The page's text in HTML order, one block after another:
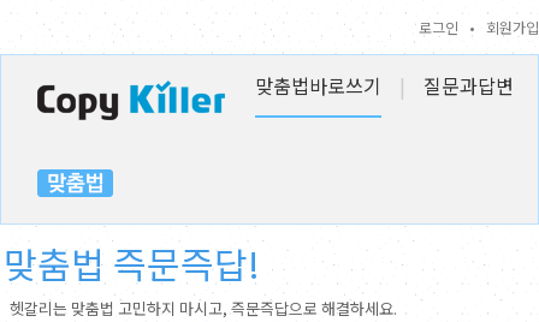
로그인 • 회원가입
맞춤법바로쓰기 | 질문과답변
맞춤법 즉문즉답!
헷갈리는 맞춤법 고민하지 마시고, 즉문즉답으로 해결하세요.